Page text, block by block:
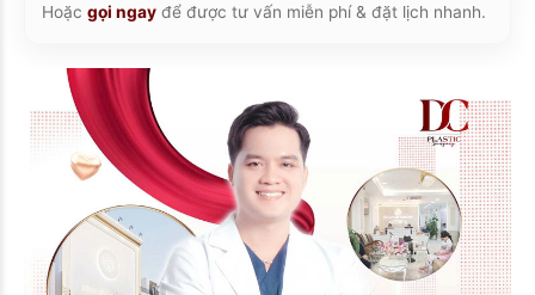
Hoặc gọi ngay để được tư vấn miễn phí & đặt lịch nhanh.